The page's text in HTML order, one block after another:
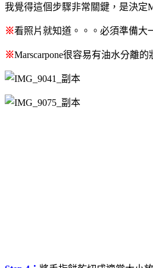
我覺得這個步驟非常關鍵，是決定
※看照片就知道。。。必須準備大
※Marscarpone很容易有油水分離